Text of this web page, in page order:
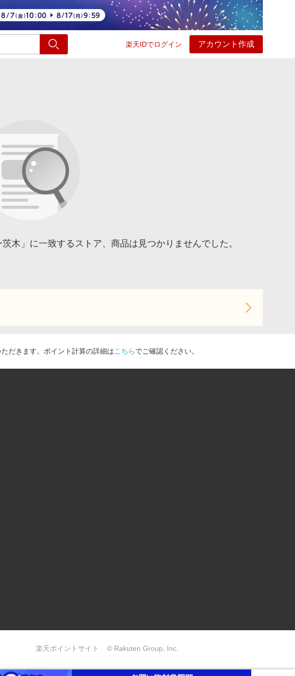
楽天IDでログイン アカウント作成
木」に一致するストア、商品は見つかりませんでした。
だきます。ポイント計算の詳細はこちらでご確認ください。
楽天ポイントサイト © Rakuten Group, Inc.